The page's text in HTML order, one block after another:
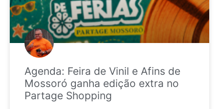
Agenda: Feira de Vinil e Afins de
Mossoró ganha edição extra no
Partage Shopping